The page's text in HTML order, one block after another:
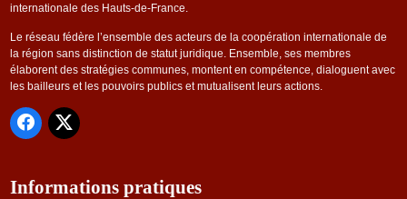
internationale des Hauts-de-France.
Le réseau fédère l’ensemble des acteurs de la coopération internationale de
la région sans distinction de statut juridique. Ensemble, ses membres
élaborent des stratégies communes, montent en compétence, dialoguent avec
les bailleurs et les pouvoirs publics et mutualisent leurs actions.
Informations pratiques